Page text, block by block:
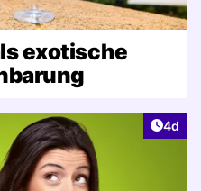
exotische
4d